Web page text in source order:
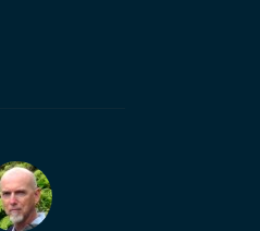
PUBLICATION